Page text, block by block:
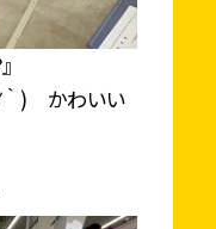
｀ ) かわいい